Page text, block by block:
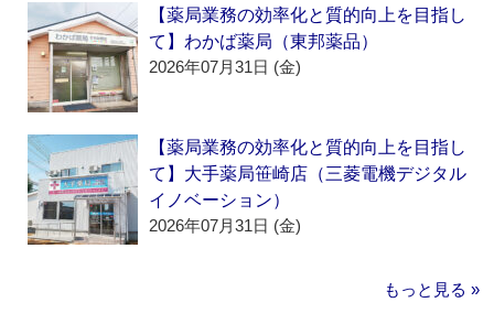
【薬局業務の効率化と質的向上を目指し
て】わかば薬局（東邦薬品）
2026年07月31日 (金)
【薬局業務の効率化と質的向上を目指し
て】大手薬局笹崎店（三菱電機デジタル
イノベーション）
2026年07月31日 (金)
もっと見る »